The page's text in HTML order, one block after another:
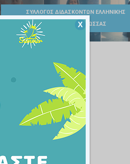
ΣΥΛΛΟΓΟΣ ΔΙΔΑΣΚΟΝΤΩΝ ΕΛΛΗΝΙΚΗΣ
ΝΟΗΜΑΤΙΚΗΣ ΓΛΩΣΣΑΣ
Χ